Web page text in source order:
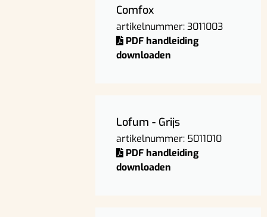
Comfox
artikelnummer: 3011003
PDF handleiding
downloaden
Lofum - Grijs
artikelnummer: 5011010
PDF handleiding
downloaden